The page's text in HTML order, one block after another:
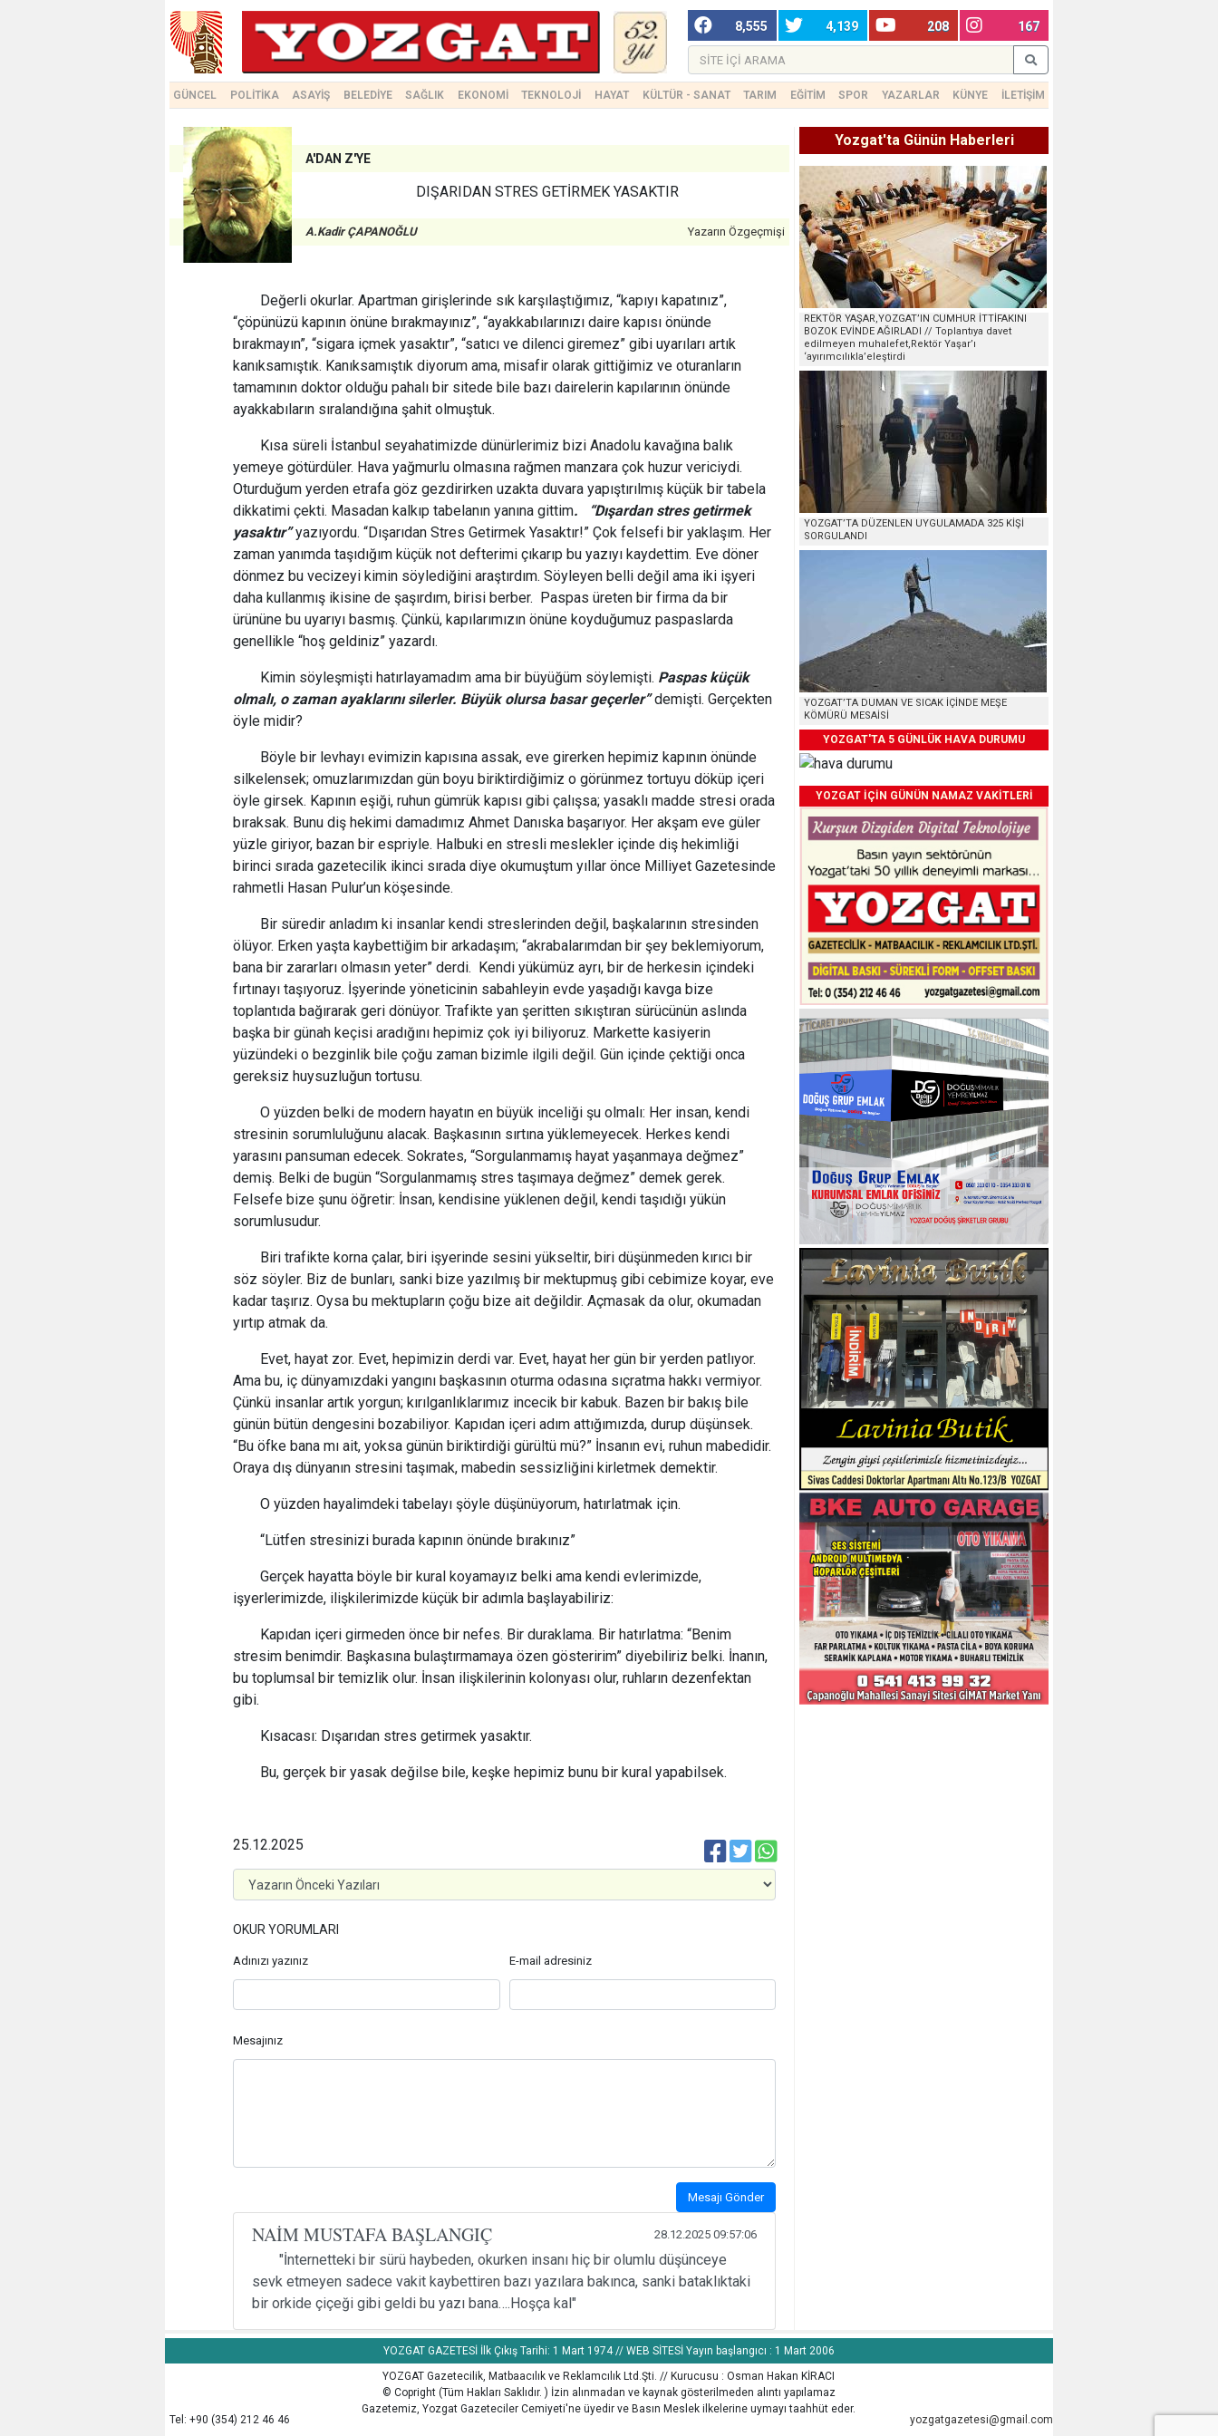
8,555 4,139 208 167
GÜNCEL POLİTİKA ASAYİŞ BELEDİYE SAĞLIK EKONOMİ TEKNOLOJİ HAYAT KÜLTÜR - SANAT TARIM EĞİTİM SPOR YAZARLAR KÜNYE İLETİŞİM
A'DAN Z'YE
DIŞARIDAN STRES GETİRMEK YASAKTIR
A.Kadir ÇAPANOĞLU Yazarın Özgeçmişi
Değerli okurlar. Apartman girişlerinde sık karşılaştığımız, “kapıyı kapatınız”,
“çöpünüzü kapının önüne bırakmayınız”, “ayakkabılarınızı daire kapısı önünde
bırakmayın”, “sigara içmek yasaktır”, “satıcı ve dilenci giremez” gibi uyarıları artık
kanıksamıştık. Kanıksamıştık diyorum ama, misafir olarak gittiğimiz ve oturanların
tamamının doktor olduğu pahalı bir sitede bile bazı dairelerin kapılarının önünde
ayakkabıların sıralandığına şahit olmuştuk.
Kısa süreli İstanbul seyahatimizde dünürlerimiz bizi Anadolu kavağına balık
yemeye götürdüler. Hava yağmurlu olmasına rağmen manzara çok huzur vericiydi.
Oturduğum yerden etrafa göz gezdirirken uzakta duvara yapıştırılmış küçük bir tabela
dikkatimi çekti. Masadan kalkıp tabelanın yanına gittim. “Dışardan stres getirmek
yasaktır”yazıyordu. “Dışarıdan Stres Getirmek Yasaktır!” Çok felsefi bir yaklaşım. Her
zaman yanımda taşıdığım küçük not defterimi çıkarıp bu yazıyı kaydettim. Eve döner
dönmez bu vecizeyi kimin söylediğini araştırdım. Söyleyen belli değil ama iki işyeri
daha kullanmış ikisine de şaşırdım, birisi berber. Paspas üreten bir firma da bir
ürününe bu uyarıyı basmış. Çünkü, kapılarımızın önüne koyduğumuz paspaslarda
genellikle “hoş geldiniz” yazardı.
Kimin söyleşmişti hatırlayamadım ama bir büyüğüm söylemişti. Paspas küçük
olmalı, o zaman ayaklarını silerler. Büyük olursa basar geçerler”demişti. Gerçekten
öyle midir?
Böyle bir levhayı evimizin kapısına assak, eve girerken hepimiz kapının önünde
silkelensek; omuzlarımızdan gün boyu biriktirdiğimiz o görünmez tortuyu döküp içeri
öyle girsek. Kapının eşiği, ruhun gümrük kapısı gibi çalışsa; yasaklı madde stresi orada
bıraksak. Bunu diş hekimi damadımız Ahmet Danıska başarıyor. Her akşam eve güler
yüzle giriyor, bazan bir espriyle. Halbuki en stresli meslekler içinde diş hekimliği
birinci sırada gazetecilik ikinci sırada diye okumuştum yıllar önce Milliyet Gazetesinde
rahmetli Hasan Pulur’un köşesinde.
Bir süredir anladım ki insanlar kendi streslerinden değil, başkalarının stresinden
ölüyor. Erken yaşta kaybettiğim bir arkadaşım; “akrabalarımdan bir şey beklemiyorum,
bana bir zararları olmasın yeter” derdi. Kendi yükümüz ayrı, bir de herkesin içindeki
fırtınayı taşıyoruz. İşyerinde yöneticinin sabahleyin evde yaşadığı kavga bize
toplantıda bağırarak geri dönüyor. Trafikte yan şeritten sıkıştıran sürücünün aslında
başka bir günah keçisi aradığını hepimiz çok iyi biliyoruz. Markette kasiyerin
yüzündeki o bezginlik bile çoğu zaman bizimle ilgili değil. Gün içinde çektiği onca
gereksiz huysuzluğun tortusu.
O yüzden belki de modern hayatın en büyük inceliği şu olmalı: Her insan, kendi
stresinin sorumluluğunu alacak. Başkasının sırtına yüklemeyecek. Herkes kendi
yarasını pansuman edecek. Sokrates, “Sorgulanmamış hayat yaşanmaya değmez”
demiş. Belki de bugün “Sorgulanmamış stres taşımaya değmez” demek gerek.
Felsefe bize şunu öğretir: İnsan, kendisine yüklenen değil, kendi taşıdığı yükün
sorumlusudur.
Biri trafikte korna çalar, biri işyerinde sesini yükseltir, biri düşünmeden kırıcı bir
söz söyler. Biz de bunları, sanki bize yazılmış bir mektupmuş gibi cebimize koyar, eve
kadar taşırız. Oysa bu mektupların çoğu bize ait değildir. Açmasak da olur, okumadan
yırtıp atmak da.
Evet, hayat zor. Evet, hepimizin derdi var. Evet, hayat her gün bir yerden patlıyor.
Ama bu, iç dünyamızdaki yangını başkasının oturma odasına sıçratma hakkı vermiyor.
Çünkü insanlar artık yorgun; kırılganlıklarımız incecik bir kabuk. Bazen bir bakış bile
günün bütün dengesini bozabiliyor. Kapıdan içeri adım attığımızda, durup düşünsek.
“Bu öfke bana mı ait, yoksa günün biriktirdiği gürültü mü?” İnsanın evi, ruhun mabedidir.
Oraya dış dünyanın stresini taşımak, mabedin sessizliğini kirletmek demektir.
O yüzden hayalimdeki tabelayı şöyle düşünüyorum, hatırlatmak için.
“Lütfen stresinizi burada kapının önünde bırakınız”
Gerçek hayatta böyle bir kural koyamayız belki ama kendi evlerimizde,
işyerlerimizde, ilişkilerimizde küçük bir adımla başlayabiliriz:
Kapıdan içeri girmeden önce bir nefes. Bir duraklama. Bir hatırlatma: “Benim
stresim benimdir. Başkasına bulaştırmamaya özen gösteririm” diyebiliriz belki. İnanın,
bu toplumsal bir temizlik olur. İnsan ilişkilerinin kolonyası olur, ruhların dezenfektan
gibi.
Kısacası: Dışarıdan stres getirmek yasaktır.
Bu, gerçek bir yasak değilse bile, keşke hepimiz bunu bir kural yapabilsek.
25.12.2025
OKUR YORUMLARI
Adınızı yazınız E-mail adresiniz
Mesajınız
Mesajı Gönder
NAİM MUSTAFA BAŞLANGIÇ 28.12.2025 09:57:06
"İnternetteki bir sürü haybeden, okurken insanı hiç bir olumlu düşünceye
sevk etmeyen sadece vakit kaybettiren bazı yazılara bakınca, sanki bataklıktaki
bir orkide çiçeği gibi geldi bu yazı bana….Hoşça kal"
Yozgat'ta Günün Haberleri
REKTÖR YAŞAR,YOZGAT’IN CUMHUR İTTİFAKINI
BOZOK EVİNDE AĞIRLADI // Toplantıya davet
edilmeyen muhalefet,Rektör Yaşar’ı
‘ayırımcılıkla’eleştirdi
YOZGAT’TA DÜZENLEN UYGULAMADA 325 KİŞİ
SORGULANDI
YOZGAT’TA DUMAN VE SICAK İÇİNDE MEŞE
KÖMÜRÜ MESAİSİ
YOZGAT'TA 5 GÜNLÜK HAVA DURUMU
YOZGAT İÇİN GÜNÜN NAMAZ VAKİTLERİ
YOZGAT GAZETESİ İlk Çıkış Tarihi: 1 Mart 1974 // WEB SİTESİ Yayın başlangıcı : 1 Mart 2006
Tel: +90 (354) 212 46 46
YOZGAT Gazetecilik, Matbaacılık ve Reklamcılık Ltd.Şti. // Kurucusu : Osman Hakan KİRACI
© Copright (Tüm Hakları Saklıdır. ) İzin alınmadan ve kaynak gösterilmeden alıntı yapılamaz
Gazetemiz, Yozgat Gazeteciler Cemiyeti'ne üyedir ve Basın Meslek ilkelerine uymayı taahhüt eder.
yozgatgazetesi@gmail.com